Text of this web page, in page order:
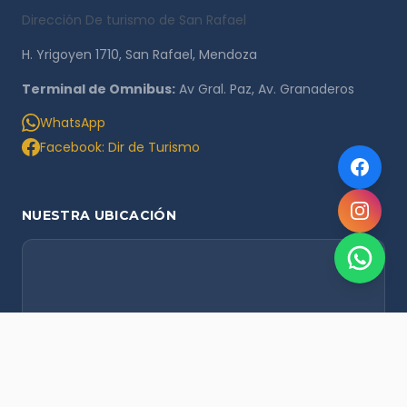
Dirección De turismo de San Rafael
H. Yrigoyen 1710, San Rafael, Mendoza
Terminal de Omnibus: Av Gral. Paz, Av. Granaderos
WhatsApp
Facebook: Dir de Turismo
NUESTRA UBICACIÓN